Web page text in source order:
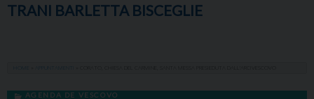
TRANI BARLETTA BISCEGLIE
AGENDA DE VESCOVO